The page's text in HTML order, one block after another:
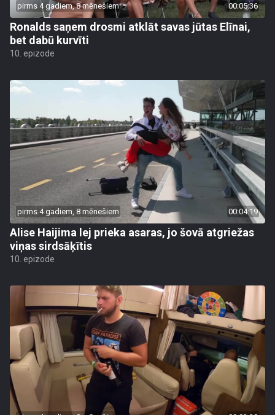
pirms 4 gadiem, 8 mēnešiem 00:05:36
Ronalds saņem drosmi atklāt savas jūtas Elīnai,
bet dabū kurvīti
10. epizode
pirms 4 gadiem, 8 mēnešiem 00:04:19
Alise Haijima lej prieka asaras, jo šovā atgriežas
viņas sirdsāķītis
10. epizode